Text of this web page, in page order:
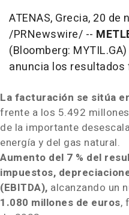
ATENAS, Grecia, 20 de
/PRNewswire/ --
(Bloomberg: MYTIL.GA)
anuncia los
La facturación se sitúa
frente a los 5.492
de la importante
energía y del gas natural.
Aumento del 7 % del
impuestos,
(EBITDA), alcanzando un
1.080 millones de euros,